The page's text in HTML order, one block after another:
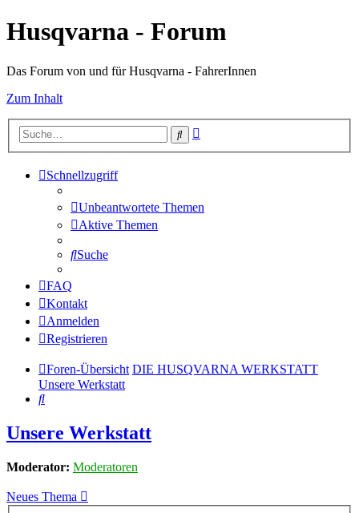
Husqvarna - Forum
Das Forum von und für Husqvarna - FahrerInnen
Zum Inhalt
Suche
Schnellzugriff
Unbeantwortete Themen
Aktive Themen
Suche
FAQ
Kontakt
Anmelden
Registrieren
Foren-Übersicht DIE HUSQVARNA WERKSTATT
Unsere Werkstatt
Suche
Unsere Werkstatt
Moderator: Moderatoren
Neues Thema